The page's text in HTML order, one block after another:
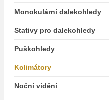
Monokulární dalekohledy
Stativy pro dalekohledy
Puškohledy
Kolimátory
Noční vidění